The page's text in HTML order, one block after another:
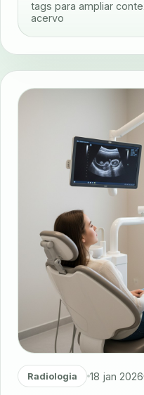
tags para ampliar
acervo
Radiologia 18 jan 2026